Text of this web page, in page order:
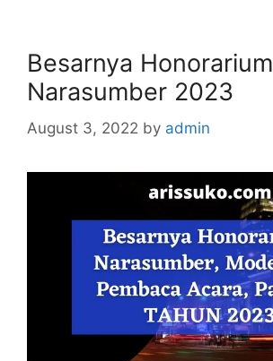
Besarnya Honorarium
Narasumber 2023
August 3, 2022 by admin